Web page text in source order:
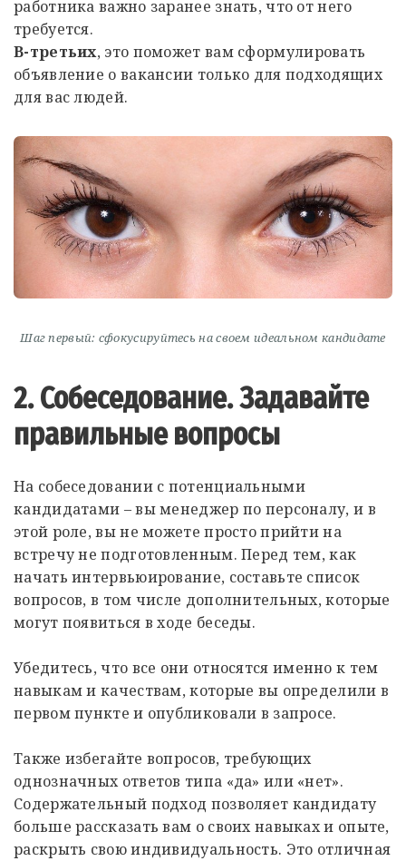
работника важно заранее знать, что от него
требуется.
В-третьих, это поможет вам сформулировать
объявление о вакансии только для подходящих
для вас людей.
Шаг первый: сфокусируйтесь на своем идеальном кандидате
2. Собеседование. Задавайте
правильные вопросы
На собеседовании с потенциальными
кандидатами – вы менеджер по персоналу, и в
этой роле, вы не можете просто прийти на
встречу не подготовленным. Перед тем, как
начать интервьюирование, составьте список
вопросов, в том числе дополнительных, которые
могут появиться в ходе беседы.
Убедитесь, что все они относятся именно к тем
навыкам и качествам, которые вы определили в
первом пункте и опубликовали в запросе.
Также избегайте вопросов, требующих
однозначных ответов типа «да» или «нет».
Содержательный подход позволяет кандидату
больше рассказать вам о своих навыках и опыте,
раскрыть свою индивидуальность. Это отличная